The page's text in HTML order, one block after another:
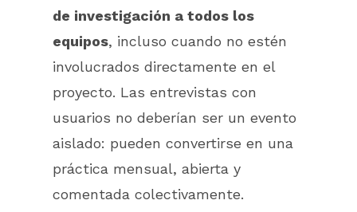
de investigación a todos los
equipos, incluso cuando no estén
involucrados directamente en el
proyecto. Las entrevistas con
usuarios no deberían ser un evento
aislado: pueden convertirse en una
práctica mensual, abierta y
comentada colectivamente.